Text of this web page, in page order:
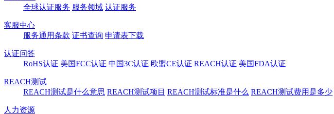
全球认证服务 服务领域 认证服务
客服中心
服务通用条款 证书查询 申请表下载
认证问答
RoHS认证 美国FCC认证 中国3C认证 欧盟CE认证 REACH认证 美国FDA认证
REACH测试
REACH测试是什么意思 REACH测试项目 REACH测试标准是什么 REACH测试费用是多少
人力资源